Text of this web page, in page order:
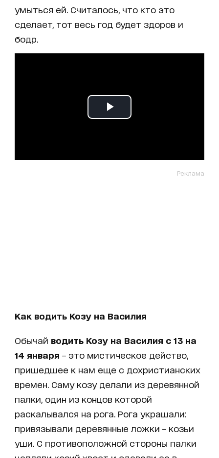
умыться ей. Считалось, что кто это
сделает, тот весь год будет здоров и
бодр.
Реклама
Как водить Козу на Василия
Обычай водить Козу на Василия с 13 на
14 января – это мистическое действо,
пришедшее к нам еще с дохристианских
времен. Саму козу делали из деревянной
палки, один из концов которой
раскалывался на рога. Рога украшали:
привязывали деревянные ложки – козьи
уши. С противоположной стороны палки